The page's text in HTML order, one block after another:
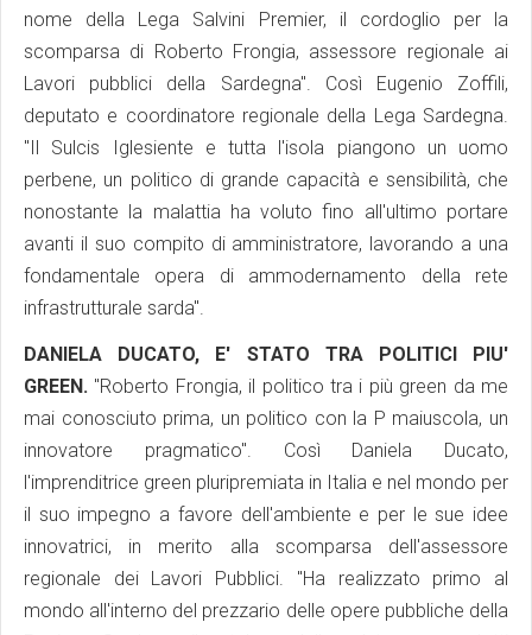
nome della Lega Salvini Premier, il cordoglio per la
scomparsa di Roberto Frongia, assessore regionale ai
Lavori pubblici della Sardegna". Così Eugenio Zoffili,
deputato e coordinatore regionale della Lega Sardegna.
"Il Sulcis Iglesiente e tutta l'isola piangono un uomo
perbene, un politico di grande capacità e sensibilità, che
nonostante la malattia ha voluto fino all'ultimo portare
avanti il suo compito di amministratore, lavorando a una
fondamentale opera di ammodernamento della rete
infrastrutturale sarda".
DANIELA DUCATO, E' STATO TRA POLITICI PIU'
GREEN. "Roberto Frongia, il politico tra i più green da me
mai conosciuto prima, un politico con la P maiuscola, un
innovatore pragmatico". Così Daniela Ducato,
l'imprenditrice green pluripremiata in Italia e nel mondo per
il suo impegno a favore dell'ambiente e per le sue idee
innovatrici, in merito alla scomparsa dell'assessore
regionale dei Lavori Pubblici. "Ha realizzato primo al
mondo all'interno del prezzario delle opere pubbliche della